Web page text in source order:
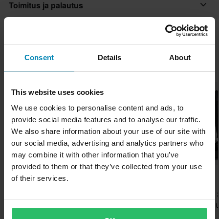
Consent Details About
This website uses cookies
We use cookies to personalise content and ads, to
provide social media features and to analyse our traffic.
We also share information about your use of our site with
our social media, advertising and analytics partners who
may combine it with other information that you’ve
provided to them or that they’ve collected from your use
of their services.
”rokkaavan” ilmeen. Sen tilavuus on kaksi litraa ja siinä on
Mitat:
100 x 260 mm
Merkki
CustomAcces
125 x 270 x 115 mm
Toimitus ja palautus
Toimitamme päivittäin tilauksia kaikkialle Pohjoismaissa.
Teemme aina parhaamme varmistaaksemme, että vastaanotat
tuotteet mahdollisimman nopeasti!
Alin hintatakuu
Pyrimme pitämään yllä parhaita hintoja, mutta jos löydät silti
paremman hinnan kilpailijalta, vastaamme siihen hintaan.
Hintatakuumme on voimassa 14 päivän kuluessa ostoksestasi.
Ilmainen toimitus yli 150€ ostoksista*
Yli 150€ tilaukset ovat maksuttomia. *Tämä ei sisällä ylisuuria
tuotteita
60 päivän palautusoikeus*
Kysy jotain
Lähetä
Suosikit tuotemerkiltä CustomAcces
101,99 € -15%
120,00 €
Reppu Brandit